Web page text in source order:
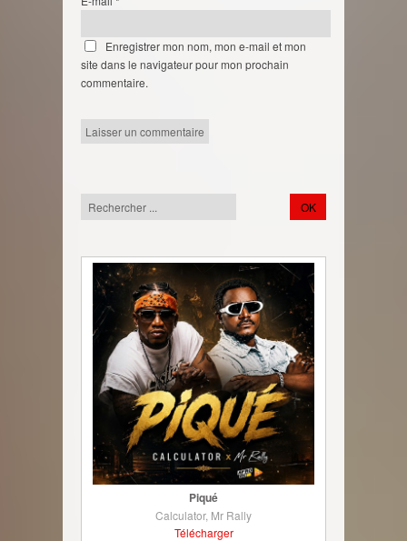
Enregistrer mon nom, mon e-mail et mon
site dans le navigateur pour mon prochain
commentaire.
Piqué
Calculator, Mr Rally
Télécharger